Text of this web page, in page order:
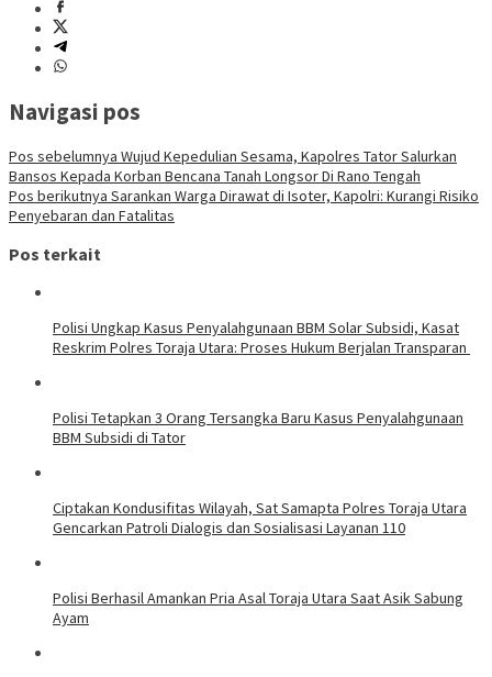
Navigasi pos
Pos sebelumnya Wujud Kepedulian Sesama, Kapolres Tator Salurkan
Bansos Kepada Korban Bencana Tanah Longsor Di Rano Tengah
Pos berikutnya Sarankan Warga Dirawat di Isoter, Kapolri: Kurangi Risiko
Penyebaran dan Fatalitas
Pos terkait
Polisi Ungkap Kasus Penyalahgunaan BBM Solar Subsidi, Kasat
Reskrim Polres Toraja Utara: Proses Hukum Berjalan Transparan
Polisi Tetapkan 3 Orang Tersangka Baru Kasus Penyalahgunaan
BBM Subsidi di Tator
Ciptakan Kondusifitas Wilayah, Sat Samapta Polres Toraja Utara
Gencarkan Patroli Dialogis dan Sosialisasi Layanan 110
Polisi Berhasil Amankan Pria Asal Toraja Utara Saat Asik Sabung
Ayam